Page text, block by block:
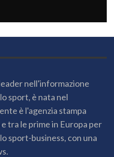
nell'informazione
sport, è nata nel
è l'agenzia stampa
tra le prime in Europa per
sport-business, con una